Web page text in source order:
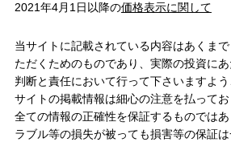
2021年4月1日以降の価格表示に関して
当サイトに記載されている内容はあくま
ただくためのものであり、実際の投資に
判断と責任において行って下さいますよ
サイトの掲載情報は細心の注意を払って
全ての情報の正確性を保証するものでは
ラブル等の損失が被っても損害等の保証